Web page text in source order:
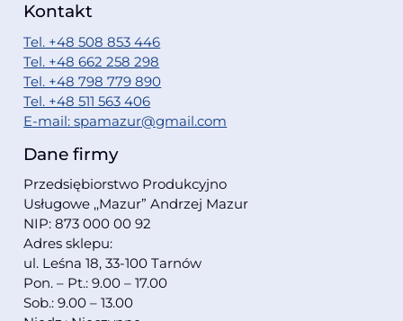
Kontakt
Tel. +48 508 853 446
Tel. +48 662 258 298
Tel. +48 798 779 890
Tel. +48 511 563 406
E-mail: spamazur@gmail.com
Dane firmy
Przedsiębiorstwo Produkcyjno
Usługowe ,,Mazur” Andrzej Mazur
NIP: 873 000 00 92
Adres sklepu:
ul. Leśna 18, 33-100 Tarnów
Pon. – Pt.: 9.00 – 17.00
Sob.: 9.00 – 13.00